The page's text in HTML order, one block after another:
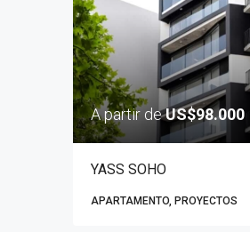
A partir deUS$98.000
YASS SOHO
APARTAMENTO, PROYECTOS